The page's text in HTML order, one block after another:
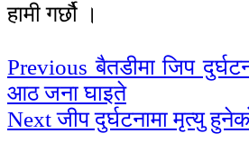
हामी गर्छौ ।
Continue
Reading
Previous बैतडीमा जिप
आठ जना घाइते
Nextजीप दुर्घटनामा मृत्यु